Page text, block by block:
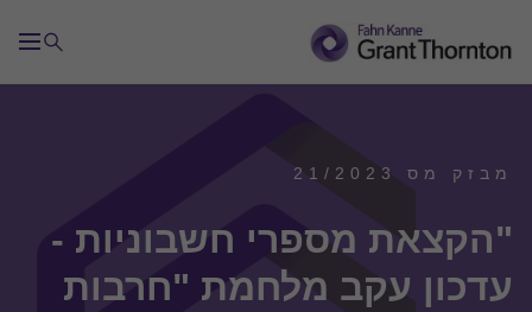
מבזק מס 21/2023
"הקצאת מספרי חשבוניות -
עדכון עקב מלחמת "חרבות